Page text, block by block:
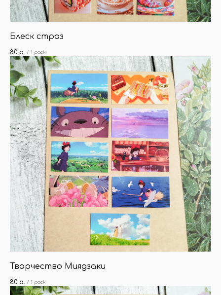
Блеск страз
80 р. / 1 pack
Творчество Миядзаки
80 р. / 1 pack